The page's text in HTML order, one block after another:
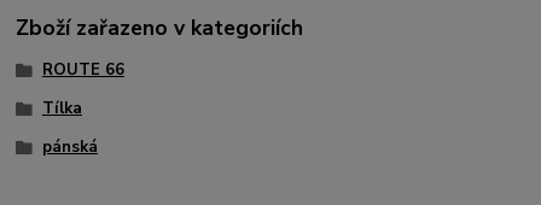
Zboží zařazeno v kategoriích
ROUTE 66
Tílka
pánská